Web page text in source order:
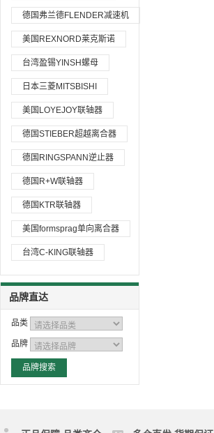
德国弗兰德FLENDER减速机
美国REXNORD莱克斯诺
台湾盈锡YINSH螺母
日本三菱MITSBISHI
美国LOYEJOY联轴器
德国STIEBER超越离合器
德国RINGSPANN逆止器
德国R+W联轴器
德国KTR联轴器
美国formsprag单向离合器
台湾C-KING联轴器
品牌直达
品类
品牌